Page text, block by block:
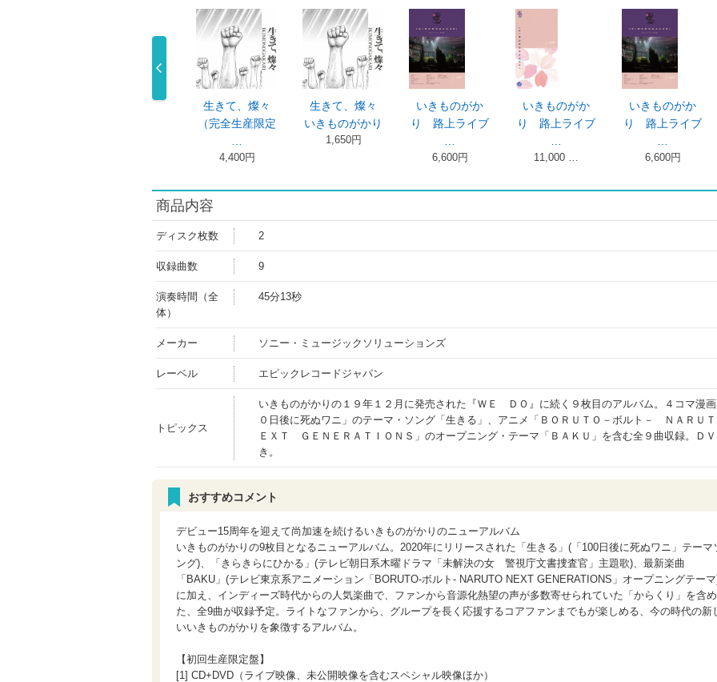
いきものがかり
生きて、燦々
（完全生産限定
4,400円
生きて、燦々
いきものがかり
1,650円
いきものがか
り 路上ライブ
6,600円
いきものがか
り 路上ライブ
11,000 …
いきものがか
り 路上ライブ
6,600円
商品内容
ディスク枚数 2
収録曲数 9
演奏時間（全
体）
45分13秒
メーカー ソニー・ミュージックソリューションズ
レーベル エピックレコードジャパン
トピックス
いきものがかりの１９年１２月に発売された『ＷＥ ＤＯ』に続く９枚目のアルバム。４コマ漫画
０日後に死ぬワニ」のテーマ・ソング「生きる」、アニメ「ＢＯＲＵＴＯ－ボルト－ ＮＡＲＵ
ＥＸＴ ＧＥＮＥＲＡＴＩＯＮＳ」のオープニング・テーマ「ＢＡＫＵ」を含む全９曲収録。Ｄ
き。
おすすめコメント
デビュー15周年を迎えて尚加速を続けるいきものがかりのニューアルバム
いきものがかりの9枚目となるニューアルバム。2020年にリリースされた「生きる」(「100日後に死ぬワニ」テーマ
ング)、「きらきらにひかる」(テレビ朝日系木曜ドラマ「未解決の女 警視庁文書捜査官」主題歌)、最新楽曲
「BAKU」(テレビ東京系アニメーション「BORUTO-ボルト- NARUTO NEXT GENERATIONS」オープニングテー
に加え、インディーズ時代からの人気楽曲で、ファンから音源化熱望の声が多数寄せられていた「からくり」を含め
た、全9曲が収録予定。ライトなファンから、グループを長く応援するコアファンまでもが楽しめる、今の時代の新
いいきものがかりを象徴するアルバム。
【初回生産限定盤】
[1] CD+DVD（ライブ映像、未公開映像を含むスペシャル映像ほか）